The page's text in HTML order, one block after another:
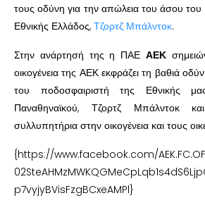
τους οδύνη για την απώλεια του άσου του
Εθνικής Ελλάδος, Τζορτζ Μπάλντοκ.
Στην ανάρτησή της η ΠΑΕ ΑΕΚ
οικογένεια της ΑΕΚ εκφράζει τη βαθιά
του ποδοσφαιριστή της Εθνικής
Παναθηναϊκού, Τζορτζ Μπάλντοκ
συλλυπητήρια στην οικογένεια και τους
{https://www.facebook.com/
p7vyjyBVisFzgBCxeAMPl}